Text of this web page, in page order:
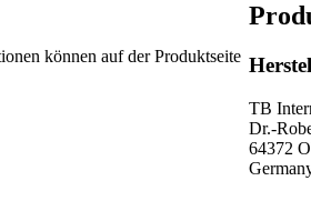
TB
Dr.-
64372
können auf der Produktseite